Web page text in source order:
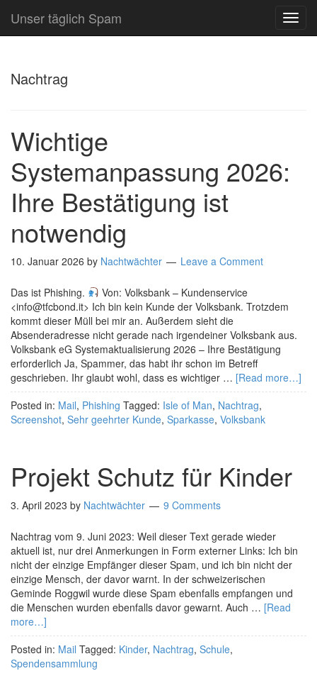
Unser täglich Spam
Nachtrag
Wichtige
Systemanpassung 2026:
Ihre Bestätigung ist
notwendig
10. Januar 2026 by Nachtwächter Leave a Comment
Das ist Phishing.
Von: Volksbank – Kundenservice
<info@tfcbond.it> Ich bin kein Kunde der Volksbank. Trotzdem
kommt dieser Müll bei mir an. Außerdem sieht die
Absenderadresse nicht gerade nach irgendeiner Volksbank aus.
Volksbank eG Systemaktualisierung 2026 – Ihre Bestätigung
erforderlich Ja, Spammer, das habt ihr schon im Betreff
geschrieben. Ihr glaubt wohl, dass es wichtiger … [Read more…]
Posted in: Mail, Phishing Tagged: Isle of Man, Nachtrag,
Screenshot, Sehr geehrter Kunde, Sparkasse, Volksbank
Projekt Schutz für Kinder
3. April 2023 by Nachtwächter 9 Comments
Nachtrag vom 9. Juni 2023: Weil dieser Text gerade wieder
aktuell ist, nur drei Anmerkungen in Form externer Links: Ich bin
nicht der einzige Empfänger dieser Spam, und ich bin nicht der
einzige Mensch, der davor warnt. In der schweizerischen
Geminde Roggwil wurde diese Spam ebenfalls empfangen und
die Menschen wurden ebenfalls davor gewarnt. Auch … [Read
more…]
Posted in: Mail Tagged: Kinder, Nachtrag, Schule,
Spendensammlung